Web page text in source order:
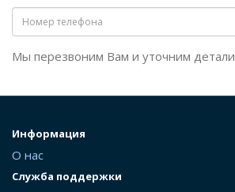
Мы перезвоним Вам и уточним детали
Информация
О нас
Служба поддержки